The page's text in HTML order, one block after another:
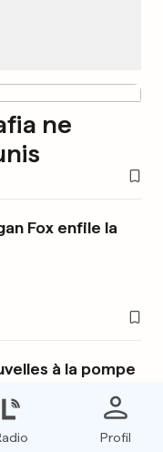
ne
Fox enfile la
à la pompe
Profil